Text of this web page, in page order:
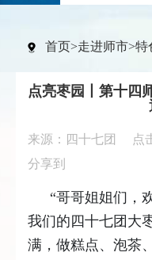
首页>走进师市>特
点亮枣园丨第十四
来源：四十七团 点
分享到
“哥哥姐姐们，
我们的四十七团大
满，做糕点、泡茶